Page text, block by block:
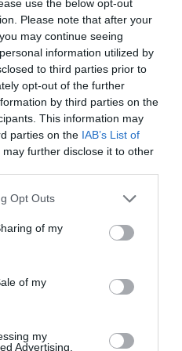
use the below opt-out
Please note that after your
may continue seeing
information utilized by
to third parties prior to
opt-out of the further
by third parties on the
This information may
parties on the IAB’s List of
may further disclose it to other
Opt Outs
of my
of my
my
Advertising.
convaincus que toute
du réconfort et de grands
au cours duquel on
tels que:
nous enseigne pour notre
est utile.
et de quelle